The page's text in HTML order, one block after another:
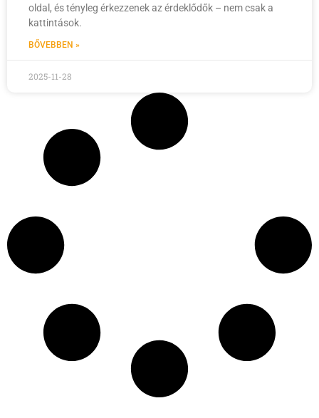
oldal, és tényleg érkezzenek az érdeklődők – nem csak a
kattintások.
BŐVEBBEN »
2025-11-28